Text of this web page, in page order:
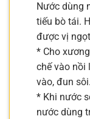
Nước dùng
tiếu bò tái.
được vị
* Cho
chế vào nồi
vào, đun sôi.
* Khi nước
nước dùng